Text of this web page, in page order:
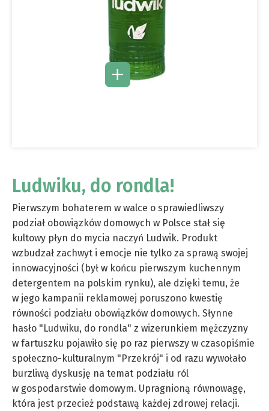
Ludwiku, do rondla!
Pierwszym bohaterem w walce o sprawiedliwszy
podział obowiązków domowych w Polsce stał się
kultowy płyn do mycia naczyń Ludwik. Produkt
wzbudzał zachwyt i emocje nie tylko za sprawą swojej
innowacyjności (był w końcu pierwszym kuchennym
detergentem na polskim rynku), ale dzięki temu, że
w jego kampanii reklamowej poruszono kwestię
równości podziału obowiązków domowych. Słynne
hasło "Ludwiku, do rondla" z wizerunkiem mężczyzny
w fartuszku pojawiło się po raz pierwszy w czasopiśmie
społeczno-kulturalnym "Przekrój" i od razu wywołało
burzliwą dyskusję na temat podziału ról
w gospodarstwie domowym. Upragnioną równowagę,
która jest przecież podstawą każdej zdrowej relacji.